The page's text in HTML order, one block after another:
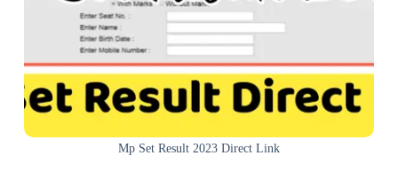
Mp Set Result 2023 Direct Link